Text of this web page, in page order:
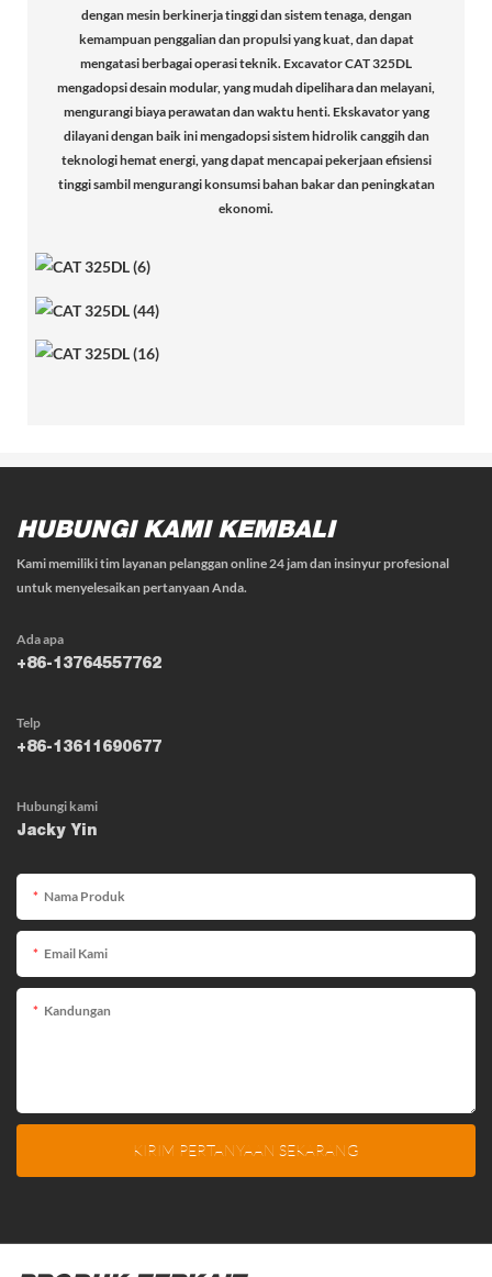
dengan mesin berkinerja tinggi dan sistem tenaga, dengan
kemampuan penggalian dan propulsi yang kuat, dan dapat
mengatasi berbagai operasi teknik. Excavator CAT 325DL
mengadopsi desain modular, yang mudah dipelihara dan melayani,
mengurangi biaya perawatan dan waktu henti. Ekskavator yang
dilayani dengan baik ini mengadopsi sistem hidrolik canggih dan
teknologi hemat energi, yang dapat mencapai pekerjaan efisiensi
tinggi sambil mengurangi konsumsi bahan bakar dan peningkatan
ekonomi.
HUBUNGI KAMI KEMBALI
Kami memiliki tim layanan pelanggan online 24 jam dan insinyur profesional
untuk menyelesaikan pertanyaan Anda.
Ada apa
+86-13764557762
Telp
+86-13611690677
Hubungi kami
Jacky Yin
Nama Produk
Email Kami
Kandungan
KIRIM PERTANYAAN SEKARANG